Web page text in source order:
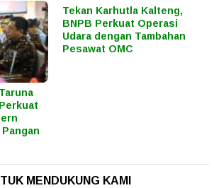
Tekan Karhutla Kalteng,
BNPB Perkuat Operasi
Udara dengan Tambahan
Pesawat OMC
MENDUKUNG KAMI